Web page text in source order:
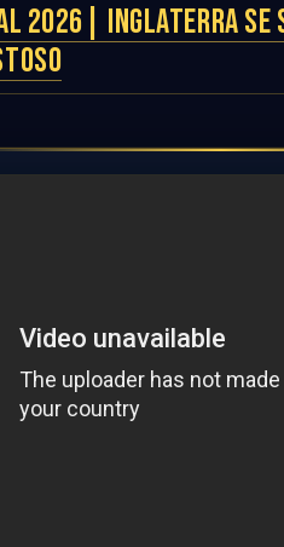
2026| INGLATERRA SE